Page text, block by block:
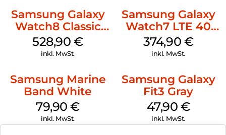
Samsung Galaxy
Watch8 Classic
Black
528,90€
inkl. MwSt.
Samsung Galaxy
Watch7 LTE 40
mm Cream
374,90 €
inkl. MwSt.
Samsung Marine
Band White
79,90€
inkl. MwSt.
Samsung Galaxy
Fit3 Gray
47,90 €
inkl. MwSt.